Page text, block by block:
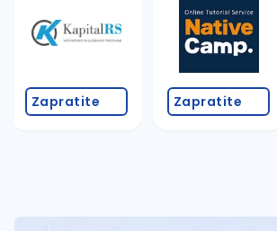
Zapratite Zapratite